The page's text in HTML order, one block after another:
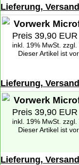
Lieferung,
Preis 39,90 EUR
inkl. 19% MwSt.
Dieser Artikel ist vorrätig. Die Lieferzeit beträgt 1-2 Werktage
Lieferung,
Preis 39,90 EUR
inkl. 19% MwSt.
Dieser Artikel ist vorrätig. Die Lieferzeit beträgt 1-2 Werktage
Lieferung,